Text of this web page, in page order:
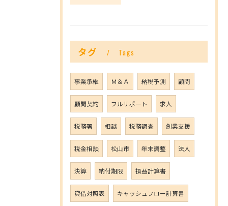
タグ Tags
事業承継 Ｍ＆Ａ 納税予測 顧問
顧問契約 フルサポート 求人
税務署 相談 税務調査 創業支援
税金相談 松山市 年末調整 法人
決算 納付期限 損益計算書
貸借対照表 キャッシュフロー計算書